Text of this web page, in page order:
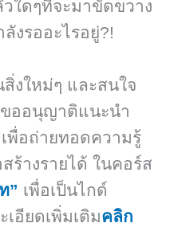
ใดๆที่จะมาขัดขวาง
งรออะไรอยู่?!
งใหม่ๆ และสนใจ
ขออนุญาติแนะนำ
พื่อถ่ายทอดความรู้
สร้างรายได้ ในคอร์ส
” เพื่อเป็นไกด์
อียดเพิ่มเติมคลิก